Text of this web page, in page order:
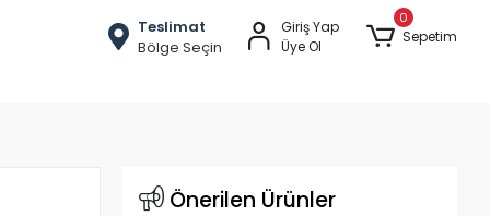
Teslimat
Bölge Seçin
Giriş Yap
Üye Ol
0
Sepetim
Önerilen Ürünler